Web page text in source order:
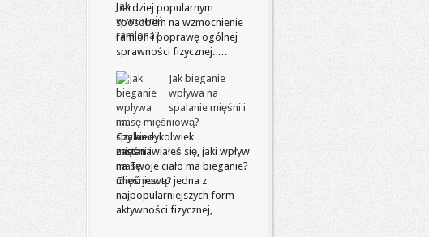
bardziej popularnym
sposobem na wzmocnienie
ramion i poprawę ogólnej
sprawności fizycznej. …
Jak bieganie
wpływa na
spalanie mięśni i
masę mięśniową?
Czy kiedykolwiek
zastanawiałeś się, jaki wpływ
na Twoje ciało ma bieganie?
Choć jest to jedna z
najpopularniejszych form
aktywności fizycznej, …